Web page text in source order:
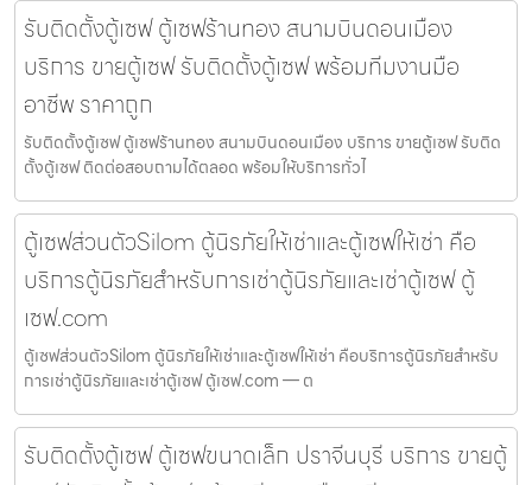
รับติดตั้งตู้เซฟ ตู้เซฟร้านทอง สนามบินดอนเมือง
บริการ ขายตู้เซฟ รับติดตั้งตู้เซฟ พร้อมทีมงานมือ
อาชีพ ราคาถูก
รับติดตั้งตู้เซฟ ตู้เซฟร้านทอง สนามบินดอนเมือง บริการ ขายตู้เซฟ รับติด
ตั้งตู้เซฟ ติดต่อสอบถามได้ตลอด พร้อมให้บริการทั่วไ
ตู้เซฟส่วนตัวSilom ตู้นิรภัยให้เช่าและตู้เซฟให้เช่า คือ
บริการตู้นิรภัยสำหรับการเช่าตู้นิรภัยและเช่าตู้เซฟ ตู้
เซฟ.com
ตู้เซฟส่วนตัวSilom ตู้นิรภัยให้เช่าและตู้เซฟให้เช่า คือบริการตู้นิรภัยสำหรับ
การเช่าตู้นิรภัยและเช่าตู้เซฟ ตู้เซฟ.com — ต
รับติดตั้งตู้เซฟ ตู้เซฟขนาดเล็ก ปราจีนบุรี บริการ ขายตู้